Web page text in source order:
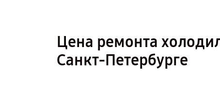
Цена ремонта
Санкт-Петербурге